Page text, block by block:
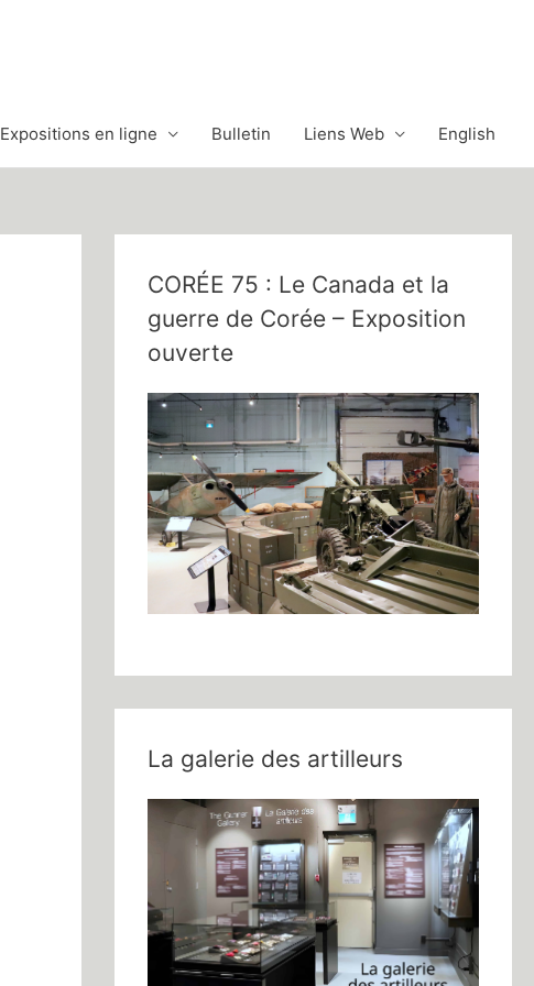
Expositions en ligne Bulletin Liens Web English
CORÉE 75 : Le Canada et la
guerre de Corée – Exposition
ouverte
La galerie des artilleurs